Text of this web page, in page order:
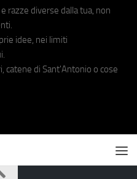
razze diverse dalla tua, non
idee, nei limiti
catene di Sant'Antonio o cose